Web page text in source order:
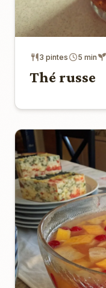
3 pintes 5 min
Thé russe